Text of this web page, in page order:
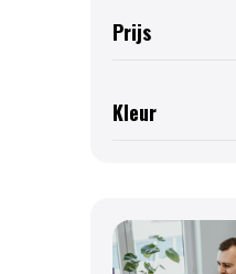
Prijs
Kleur